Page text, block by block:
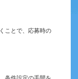
ことで、応募時の